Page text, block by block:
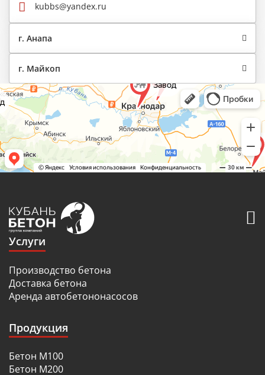
kubbs@yandex.ru
г. Анапа
г. Майкоп
Услуги
Производство бетона
Доставка бетона
Аренда автобетононасосов
Продукция
Бетон М100
Бетон М200